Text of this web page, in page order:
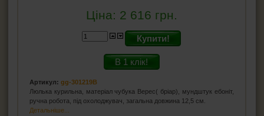
Ціна: 2 616 грн.
Купити!
В 1 клік!
Артикул: gg-301219B
Люлька курильна, матеріал чубука Верес( бріар), мундштук ебоніт,
ручна робота, під охолоджувач, загальна довжина 12,5 см.
Детальніше...